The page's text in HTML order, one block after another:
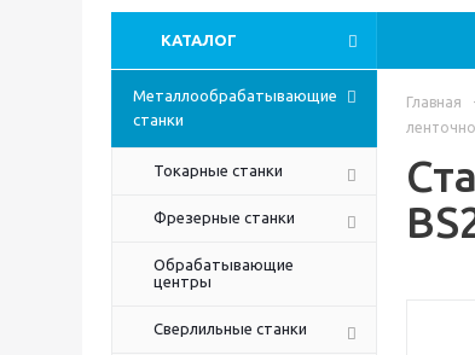
КАТАЛОГ
Металлообрабатывающие
станки
Токарные станки
Фрезерные станки
Обрабатывающие
центры
Сверлильные станки
Главная